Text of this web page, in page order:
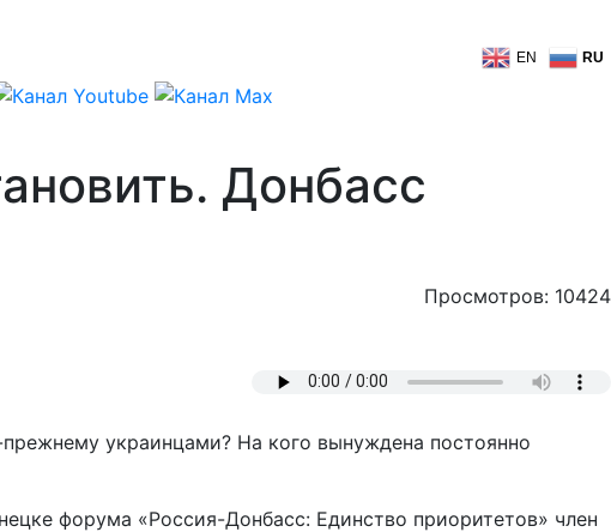
EN RU
Донбасс
Просмотров: 10424
украинцами? На кого вынуждена постоянно
форума «Россия-Донбасс: Единство приоритетов» член